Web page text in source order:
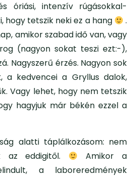
óriási, intenzív rúgásokkal-
hogy tetszik neki ez a hang
.
amikor szabad idő van, vagy
(nagyon sokat teszi ezt:-),
Nagyszerű érzés. Nagyon sok
a kedvencei a Gryllus dalok,
Vagy lehet, hogy nem tetszik
hagyjuk már békén ezzel a
alatti táplálkozásom: nem
az eddigitől.
Amikor a
a laboreredmények